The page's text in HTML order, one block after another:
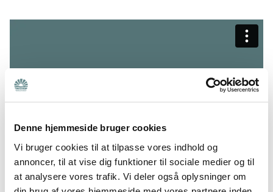
Denne hjemmeside bruger cookies
Vi bruger cookies til at tilpasse vores indhold og
annoncer, til at vise dig funktioner til sociale medier og til
at analysere vores trafik. Vi deler også oplysninger om